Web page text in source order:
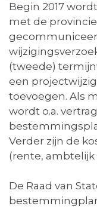
Begin 2017
met de
(tweede)
een
toevoegen. Als
wordt o.a.
Verder zijn de
(rente, ambtelijk
De Raad van